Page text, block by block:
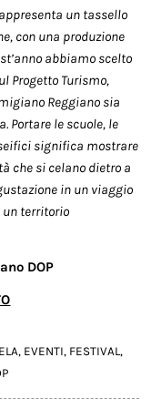
un tassello
con una produzione
abbiamo scelto
Progetto Turismo,
Reggiano sia
Portare le scuole, le
significa mostrare
che si celano dietro a
in un viaggio
un territorio
DOP
, EVENTI, FESTIVAL,